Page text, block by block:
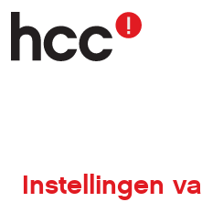
Instellingen